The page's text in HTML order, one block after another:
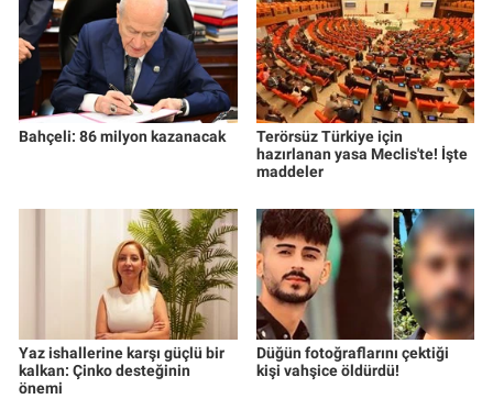
Bahçeli: 86 milyon kazanacak
Terörsüz Türkiye için
hazırlanan yasa Meclis'te! İşte
maddeler
Yaz ishallerine karşı güçlü bir
kalkan: Çinko desteğinin
önemi
Düğün fotoğraflarını çektiği
kişi vahşice öldürdü!